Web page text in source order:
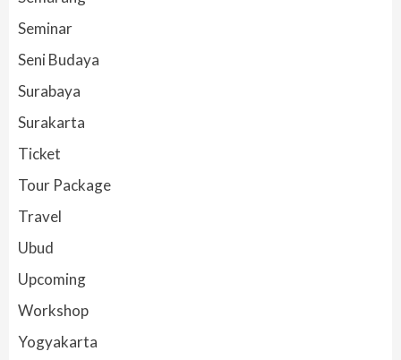
Seminar
Seni Budaya
Surabaya
Surakarta
Ticket
Tour Package
Travel
Ubud
Upcoming
Workshop
Yogyakarta